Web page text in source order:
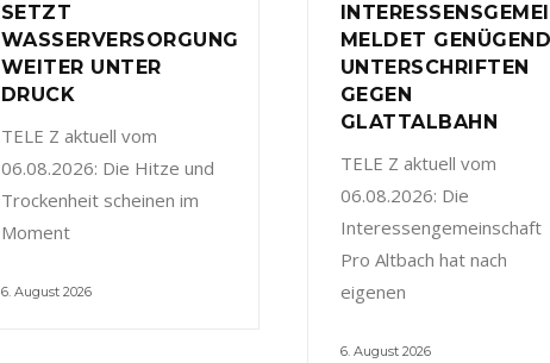
SETZT
WASSERVERSORGUNG
WEITER UNTER
DRUCK
TELE Z aktuell vom
06.08.2026: Die Hitze und
Trockenheit scheinen im
Moment
6. August 2026
MELDET
UNTERSCHRIFTEN
GEGEN
GLATTALBAHN
TELE Z aktuell vom
06.08.2026: Die
Interessengemeinschaft
Pro Altbach hat nach
eigenen
6. August 2026